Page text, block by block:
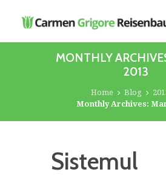
MONTHLY
2013
Home Blog
Monthly Archives:
Sistemul